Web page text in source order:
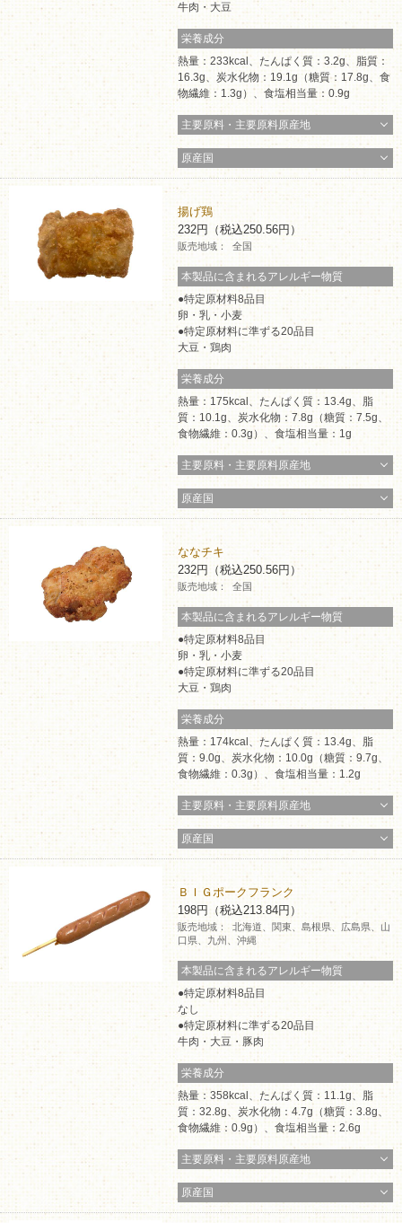
牛肉・大豆
栄養成分
熱量：233kcal、たんぱく質：3.2g、脂質：
16.3g、炭水化物：19.1g（糖質：17.8g、食
物繊維：1.3g）、食塩相当量：0.9g
主要原料・主要原料原産地
原産国
揚げ鶏
232円（税込250.56円）
販売地域： 全国
本製品に含まれるアレルギー物質
特定原材料8品目
卵・乳・小麦
特定原材料に準ずる20品目
大豆・鶏肉
栄養成分
熱量：175kcal、たんぱく質：13.4g、脂
質：10.1g、炭水化物：7.8g（糖質：7.5g、
食物繊維：0.3g）、食塩相当量：1g
主要原料・主要原料原産地
原産国
ななチキ
232円（税込250.56円）
販売地域： 全国
本製品に含まれるアレルギー物質
特定原材料8品目
卵・乳・小麦
特定原材料に準ずる20品目
大豆・鶏肉
栄養成分
熱量：174kcal、たんぱく質：13.4g、脂
質：9.0g、炭水化物：10.0g（糖質：9.7g、
食物繊維：0.3g）、食塩相当量：1.2g
主要原料・主要原料原産地
原産国
ＢＩＧポークフランク
198円（税込213.84円）
販売地域：
北海道、関東、島根県、広島県、山
口県、九州、沖縄
本製品に含まれるアレルギー物質
特定原材料8品目
なし
特定原材料に準ずる20品目
牛肉・大豆・豚肉
栄養成分
熱量：358kcal、たんぱく質：11.1g、脂
質：32.8g、炭水化物：4.7g（糖質：3.8g、
食物繊維：0.9g）、食塩相当量：2.6g
主要原料・主要原料原産地
原産国